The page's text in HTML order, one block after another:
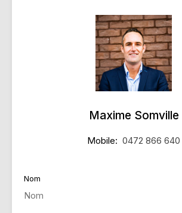
Maxime Somville
Mobile: 0472 866 640
Nom